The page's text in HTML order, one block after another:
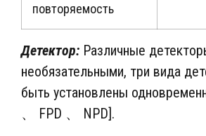
повторяемость
Детектор: Различные
необязательными, три вида
быть установлены
、 FPD 、 NPD].